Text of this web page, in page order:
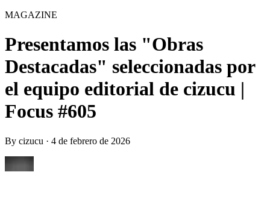
MAGAZINE
Presentamos las "Obras
Destacadas" seleccionadas por
el equipo editorial de cizucu |
Focus #605
By cizucu · 4 de febrero de 2026